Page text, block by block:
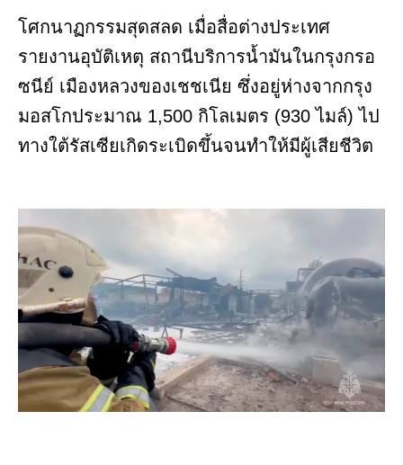
โศกนาฏกรรมสุดสลด เมื่อสื่อต่างประเทศ
รายงานอุบัติเหตุ สถานีบริการน้ำมันในกรุงกรอ
ซนีย์ เมืองหลวงของเชชเนีย ซึ่งอยู่ห่างจากกรุง
มอสโกประมาณ 1,500 กิโลเมตร (930 ไมล์) ไป
ทางใต้รัสเซียเกิดระเบิดขึ้นจนทำให้มีผู้เสียชีวิต